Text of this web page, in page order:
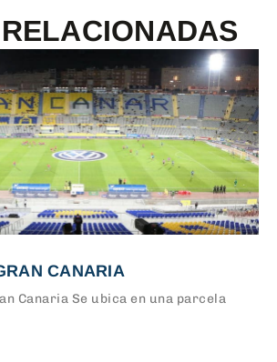
CANARIA
Canaria Se ubica en una parcela